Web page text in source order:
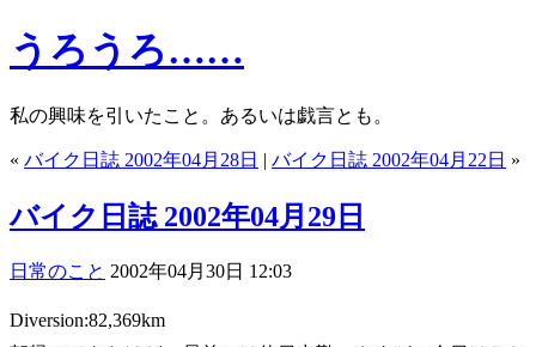
うろうろ……
私の興味を引いたこと。あるいは戯言とも。
« バイク日誌 2002年04月28日 | バイク日誌 2002年04月22日 »
バイク日誌 2002年04月29日
日常のこと 2002年04月30日 12:03
Diversion:82,369km